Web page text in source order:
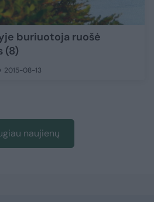
buriuotoja ruošė
(8)
2015-08-13
naujienų